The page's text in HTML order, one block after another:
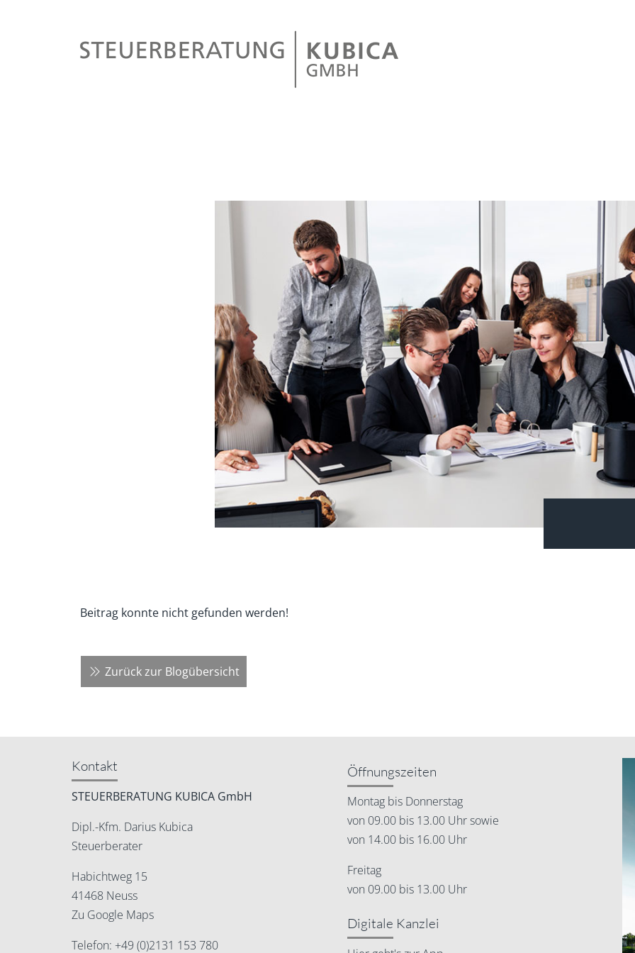
Beitrag konnte nicht gefunden werden!
Zurück zur Blogübersicht
Kontakt
STEUERBERATUNG KUBICA GmbH
Dipl.-Kfm. Darius Kubica
Steuerberater
Habichtweg 15
41468 Neuss
Zu Google Maps
Telefon: +49 (0)2131 153 780
Öffnungszeiten
Montag bis Donnerstag
von 09.00 bis 13.00 Uhr sowie
von 14.00 bis 16.00 Uhr
Freitag
von 09.00 bis 13.00 Uhr
Digitale Kanzlei